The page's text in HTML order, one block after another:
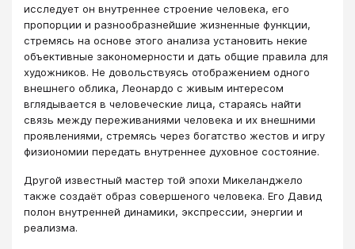
исследует он внутреннее строение человека, его
пропорции и разнообразнейшие жизненные функции,
стремясь на основе этого анализа установить некие
объективные закономерности и дать общие правила для
художников. Не довольствуясь отображением одного
внешнего облика, Леонардо с живым интересом
вглядывается в человеческие лица, стараясь найти
связь между переживаниями человека и их внешними
проявлениями, стремясь через богатство жестов и игру
физиономии передать внутреннее духовное состояние.
Другой известный мастер той эпохи Микеланджело
также создаёт образ совершеного человека. Его Давид
полон внутренней динамики, экспрессии, энергии и
реализма.